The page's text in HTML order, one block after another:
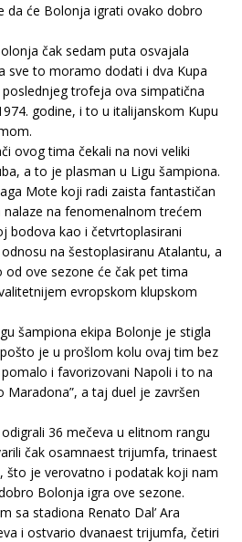
da će Bolonja igrati ovako dobro
čak sedam puta osvajala
sve to moramo dodati i dva Kupa
trofeja ova simpatična
godine, i to u italijanskom Kupu
ovog tima čekali na novi veliki
a to je plasman u Ligu šampiona.
Mote koji radi zaista fantastičan
na fenomenalnom trećem
bodova kao i četvrtoplasirani
na šestoplasiranu Atalantu, a
ove sezone će čak pet tima
evropskom klupskom
šampiona ekipa Bolonje je stigla
je u prošlom kolu ovaj tim bez
i favorizovani Napoli i to na
Maradona”, a taj duel je završen
36 mečeva u elitnom rangu
čak osamnaest trijumfa, trinaest
što je verovatno i podatak koji nam
Bolonja igra ove sezone.
sa stadiona Renato Dal’ Ara
i ostvario dvanaest trijumfa, četiri